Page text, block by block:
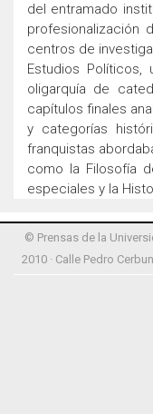
del entramado
profesionalización
centros de
Estudios Políticos,
oligarquía de
capítulos finales
y categorías
franquistas
como la Filosofía
especiales y la
© Prensas de la
2010 · Calle Pedro